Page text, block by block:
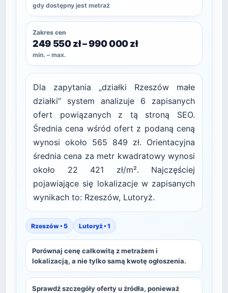
gdy dostępny jest metraż
Zakres cen
249 550 zł – 990 000 zł
min. – max.
Dla zapytania „działki Rzeszów małe
działki” system analizuje 6 zapisanych
ofert powiązanych z tą stroną SEO.
Średnia cena wśród ofert z podaną ceną
wynosi około 565 849 zł. Orientacyjna
średnia cena za metr kwadratowy wynosi
około 22 421 zł/m². Najczęściej
pojawiające się lokalizacje w zapisanych
wynikach to: Rzeszów, Lutoryż.
Rzeszów • 5 Lutoryż • 1
Porównaj cenę całkowitą z metrażem i
lokalizacją, a nie tylko samą kwotę ogłoszenia.
Sprawdź szczegóły oferty u źródła, ponieważ